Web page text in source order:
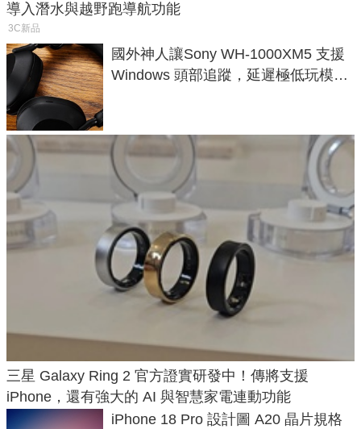
導入潛水與越野跑導航功能
3C新品
國外神人讓Sony WH-1000XM5 支援
Windows 頭部追蹤，延遲極低玩模擬
三星 Galaxy Ring 2 官方證實研發中！傳將支援
iPhone，還有強大的 AI 與智慧家電連動功能
iPhone 18 Pro 設計圖 A20 晶片規格